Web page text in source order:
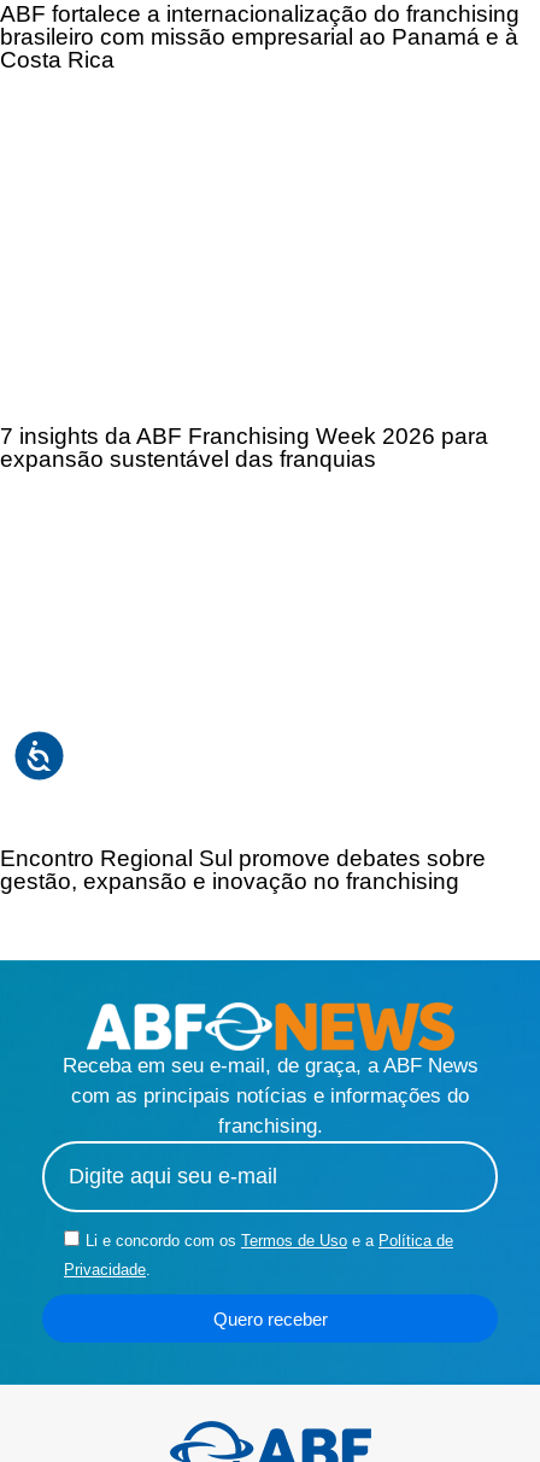
ABF fortalece a internacionalização do franchising
brasileiro com missão empresarial ao Panamá e à
Costa Rica
7 insights da ABF Franchising Week 2026 para
expansão sustentável das franquias
Encontro Regional Sul promove debates sobre
gestão, expansão e inovação no franchising
Receba em seu e-mail, de graça, a ABF News
com as principais notícias e informações do
franchising.
Li e concordo com os Termos de Uso e a Política de
Privacidade.
Quero receber